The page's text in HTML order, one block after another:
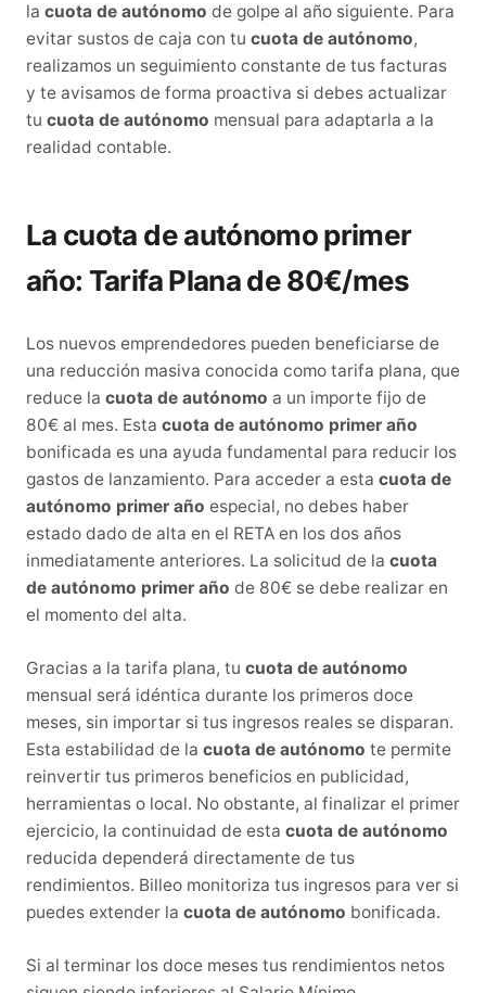
la cuota de autónomo de golpe al año siguiente. Para
evitar sustos de caja con tu cuota de autónomo,
realizamos un seguimiento constante de tus facturas
y te avisamos de forma proactiva si debes actualizar
tu cuota de autónomo mensual para adaptarla a la
realidad contable.
La cuota de autónomo primer
año: Tarifa Plana de 80€/mes
Los nuevos emprendedores pueden beneficiarse de
una reducción masiva conocida como tarifa plana, que
reduce la cuota de autónomo a un importe fijo de
80€ al mes. Esta cuota de autónomo primer año
bonificada es una ayuda fundamental para reducir los
gastos de lanzamiento. Para acceder a esta cuota de
autónomo primer año especial, no debes haber
estado dado de alta en el RETA en los dos años
inmediatamente anteriores. La solicitud de la cuota
de autónomo primer año de 80€ se debe realizar en
el momento del alta.
Gracias a la tarifa plana, tu cuota de autónomo
mensual será idéntica durante los primeros doce
meses, sin importar si tus ingresos reales se disparan.
Esta estabilidad de la cuota de autónomo te permite
reinvertir tus primeros beneficios en publicidad,
herramientas o local. No obstante, al finalizar el primer
ejercicio, la continuidad de esta cuota de autónomo
reducida dependerá directamente de tus
rendimientos. Billeo monitoriza tus ingresos para ver si
puedes extender la cuota de autónomo bonificada.
Si al terminar los doce meses tus rendimientos netos